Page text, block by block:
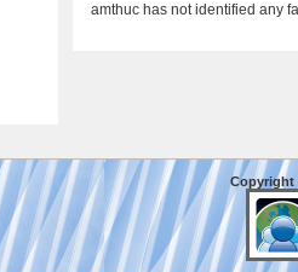
amthuc has not identified any
Copyright